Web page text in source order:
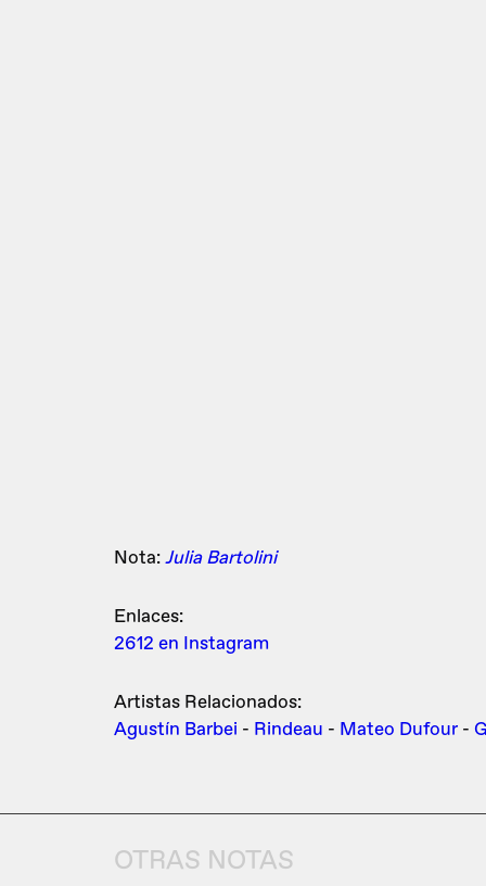
Nota:Julia Bartolini
Enlaces:
2612 en Instagram
Artistas Relacionados:
Agustín Barbei - Rindeau - Mateo Dufour -
OTRAS NOTAS